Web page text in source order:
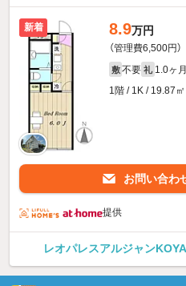
新着 8.9万円
（管理費6,500円）
敷 不要 礼 1.0ヶ月
1階 / 1K / 19.87㎡
お問い合わ
提供
レオパレスアルジャン